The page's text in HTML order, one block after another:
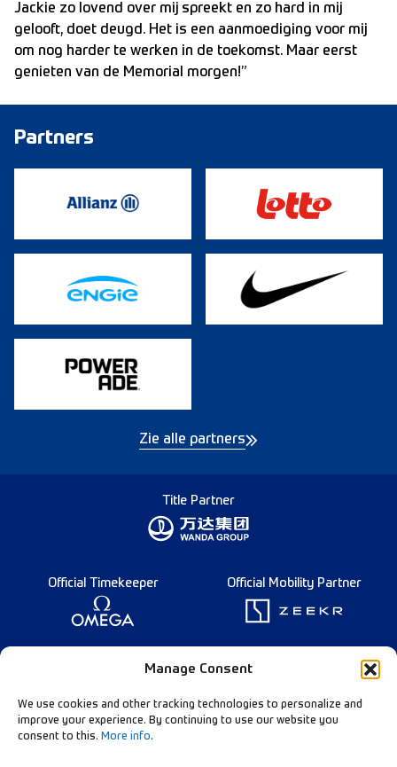
Manage Consent
We use cookies and other tracking technologies to personalize and
improve your experience. By continuing to use our website you
consent to this. More info.
Jackie zo lovend over mij spreekt en zo hard in mij
gelooft, doet deugd. Het is een aanmoediging voor mij
om nog harder te werken in de toekomst. Maar eerst
genieten van de Memorial morgen!”
Partners
Zie alle partners
Title Partner
Official Timekeeper Official Mobility Partner
Founding Partner